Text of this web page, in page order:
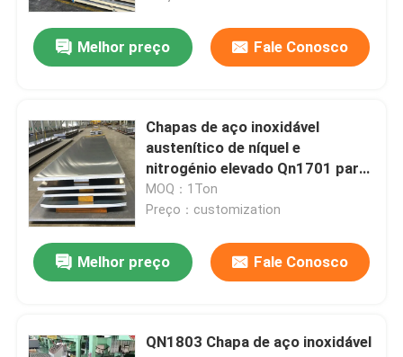
Folha de aço inoxidável laminada
Folha de aço inoxidável decorativa
Bobina de aço inoxidável laminada
Bobina de aço inoxidável laminada a alta temperatura
Tubulação sem emenda de aço inoxidável
Melhor preço Fale Conosco
Chapas de aço inoxidável
austenítico de níquel e
nitrogénio elevado Qn1701 para
elevadores
MOQ：1Ton
Preço：customization
Melhor preço Fale Conosco
QN1803 Chapa de aço inoxidável